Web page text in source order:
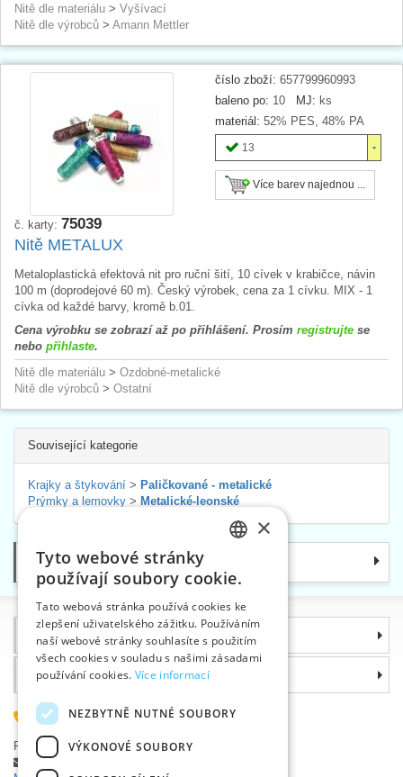
Nitě dle materiálu > Vyšívací
Nitě dle výrobců > Amann Mettler
číslo zboží: 657799960993
baleno po: 10 MJ: ks
materiál: 52% PES, 48% PA
13
Více barev najednou ...
č. karty: 75039
Nitě METALUX
Metaloplastická efektová nit pro ruční šití, 10 cívek v krabičce, návin
100 m (doprodejové 60 m). Český výrobek, cena za 1 cívku. MIX - 1
cívka od každé barvy, kromě b.01.
Cena výrobku se zobrazí až po přihlášení. Prosím registrujte se
nebo přihlaste.
Nitě dle materiálu > Ozdobné-metalické
Nitě dle výrobců > Ostatní
Související kategorie
Krajky a štykování > Paličkované - metalické
Prýmky a lemovky > Metalické-leonské
Kategorie
Informace
Proč si zvolit právě nás
585 051 217
Plzeňská 868, 783 91 Uničov, Česká republika
Položit dotaz
ENGLISH
GERMAN
×
Tyto webové stránky
používají soubory cookie.
Tato webová stránka používá cookies ke
zlepšení uživatelského zážitku. Používáním
naší webové stránky souhlasíte s použitím
všech cookies v souladu s našimi zásadami
používání cookies. Více informací
NEZBYTNĚ NUTNÉ SOUBORY
VÝKONOVÉ SOUBORY